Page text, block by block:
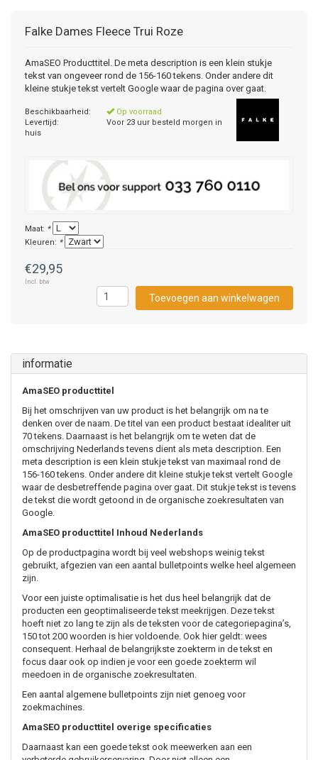
Falke Dames Fleece Trui Roze
AmaSEO Producttitel. De meta description is een klein stukje
tekst van ongeveer rond de 156-160 tekens. Onder andere dit
kleine stukje tekst vertelt Google waar de pagina over gaat.
Beschikbaarheid:
Op voorraad
Levertijd:
Voor 23 uur besteld morgen in
huis
Maat: *
Kleuren: *
€29,95
Incl. btw
Toevoegen aan winkelwagen
informatie
AmaSEO producttitel
Bij het omschrijven van uw product is het belangrijk om na te
denken over de naam. De titel van een product bestaat idealiter uit
70 tekens. Daarnaast is het belangrijk om te weten dat de
omschrijving Nederlands tevens dient als meta description. Een
meta description is een klein stukje tekst van maximaal rond de
156-160 tekens. Onder andere dit kleine stukje tekst vertelt Google
waar de desbetreffende pagina over gaat. Dit stukje tekst is tevens
de tekst die wordt getoond in de organische zoekresultaten van
Google.
AmaSEO producttitel Inhoud Nederlands
Op de productpagina wordt bij veel webshops weinig tekst
gebruikt, afgezien van een aantal bulletpoints welke heel algemeen
zijn.
Voor een juiste optimalisatie is het dus heel belangrijk dat de
producten een geoptimaliseerde tekst meekrijgen. Deze tekst
hoeft niet zo lang te zijn als de teksten voor de categoriepagina’s,
150 tot 200 woorden is hier voldoende. Ook hier geldt: wees
consequent. Herhaal de belangrijkste zoekterm in de tekst en
focus daar ook op indien je voor een goede zoekterm wil
meedoen in de organische zoekresultaten.
Een aantal algemene bulletpoints zijn niet genoeg voor
zoekmachines.
AmaSEO producttitel overige specificaties
Daarnaast kan een goede tekst ook meewerken aan een